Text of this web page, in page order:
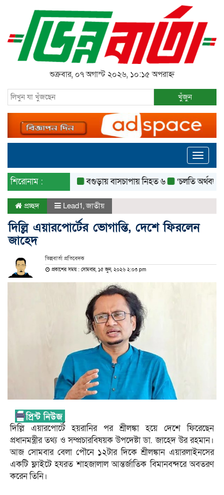
শুক্রবার, ০৭ অগাস্ট ২০২৬, ১০:১৫ অপরাহ্ন
খুঁজুন
Toggle
শিরোনাম : বগুড়ায় বাসচাপায় নিহত ৬ ‘চলতি অর্থবছরেই
প্রচ্ছদ Lead1,জাতীয়
দিল্লি এয়ারপোর্টের ভোগান্তি, দেশে ফিরলেন
জাহেদ
ভিন্নবার্তা প্রতিবেদক
প্রকাশের সময় : সোমবার, ১৫ জুন, ২০২৬ ২:০৩ pm
দিল্লি এয়ারপোর্টে হয়রানির পর শ্রীলঙ্কা হয়ে দেশে ফিরেছেন
প্রধানমন্ত্রীর তথ্য ও সম্প্রচারবিষয়ক উপদেষ্টা ডা. জাহেদ উর রহমান।
আজ সোমবার বেলা পৌনে ১২টার দিকে শ্রীলঙ্কান এয়ারলাইনসের
একটি ফ্লাইটে হযরত শাহজালাল আন্তর্জাতিক বিমানবন্দরে অবতরণ
করেন তিনি।